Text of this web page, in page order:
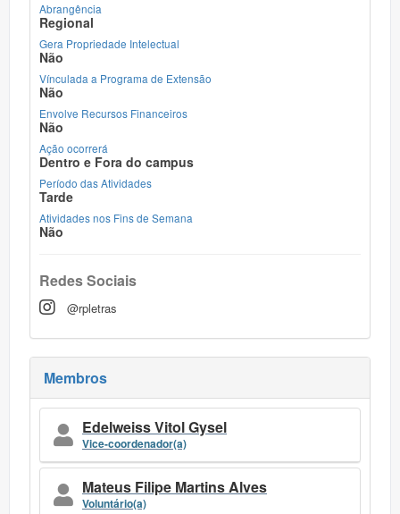
Abrangência
Regional
Gera Propriedade Intelectual
Não
Vínculada a Programa de Extensão
Não
Envolve Recursos Financeiros
Não
Ação ocorrerá
Dentro e Fora do campus
Período das Atividades
Tarde
Atividades nos Fins de Semana
Não
Redes Sociais
@rpletras
Membros
Edelweiss Vitol Gysel
Vice-coordenador(a)
Mateus Filipe Martins Alves
Voluntário(a)